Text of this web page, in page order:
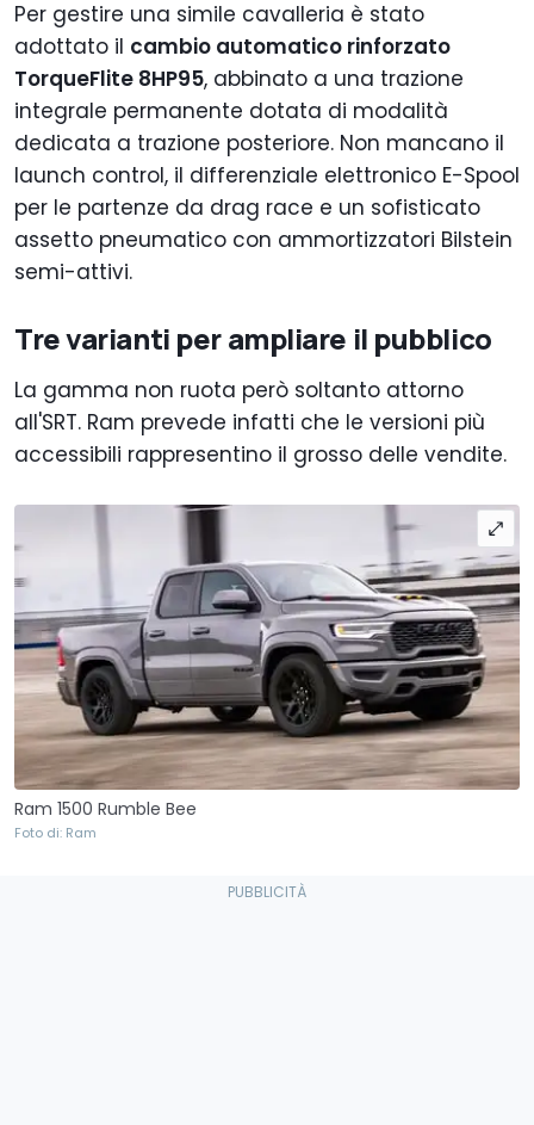
Per gestire una simile cavalleria è stato
adottato il cambio automatico rinforzato
TorqueFlite 8HP95, abbinato a una trazione
integrale permanente dotata di modalità
dedicata a trazione posteriore. Non mancano il
launch control, il differenziale elettronico E-Spool
per le partenze da drag race e un sofisticato
assetto pneumatico con ammortizzatori Bilstein
semi-attivi.
Tre varianti per ampliare il pubblico
La gamma non ruota però soltanto attorno
all'SRT. Ram prevede infatti che le versioni più
accessibili rappresentino il grosso delle vendite.
Ram 1500 Rumble Bee
Foto di: Ram